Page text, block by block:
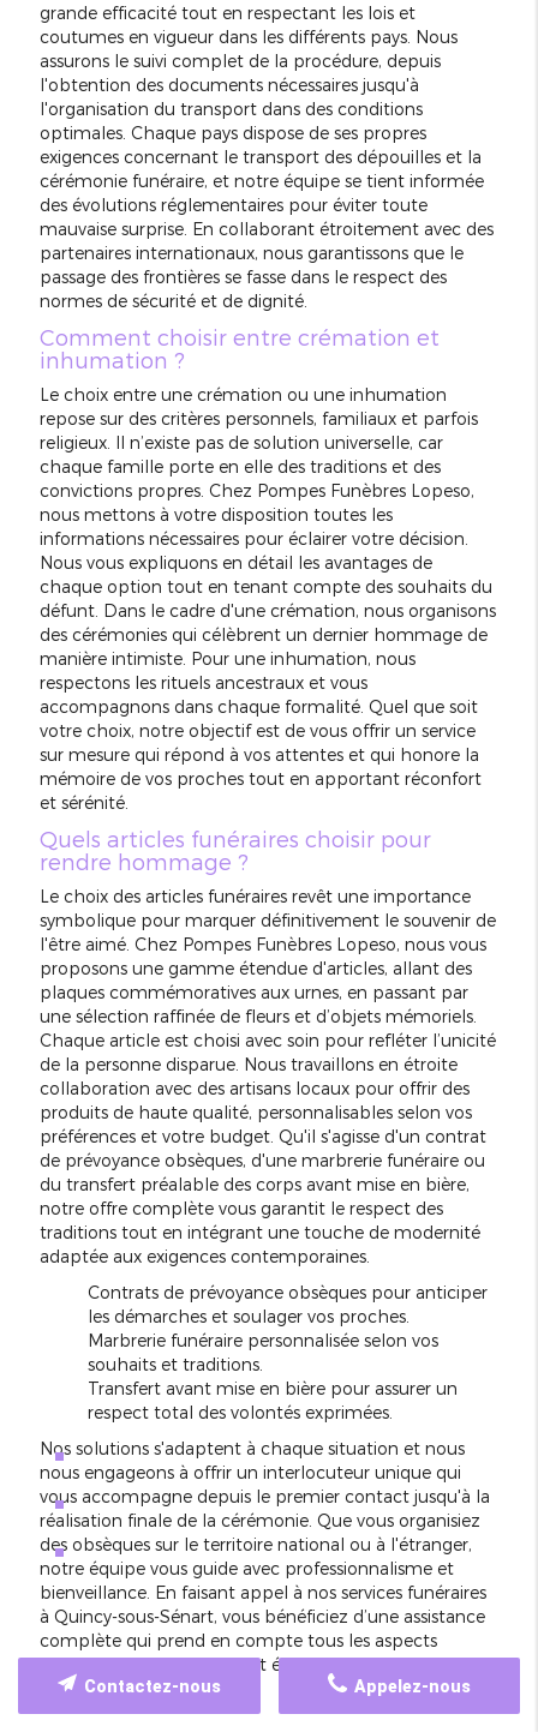
grande efficacité tout en respectant les lois et
coutumes en vigueur dans les différents pays. Nous
assurons le suivi complet de la procédure, depuis
l'obtention des documents nécessaires jusqu'à
l'organisation du transport dans des conditions
optimales. Chaque pays dispose de ses propres
exigences concernant le transport des dépouilles et la
cérémonie funéraire, et notre équipe se tient informée
des évolutions réglementaires pour éviter toute
mauvaise surprise. En collaborant étroitement avec des
partenaires internationaux, nous garantissons que le
passage des frontières se fasse dans le respect des
normes de sécurité et de dignité.
Comment choisir entre crémation et
inhumation ?
Le choix entre une crémation ou une inhumation
repose sur des critères personnels, familiaux et parfois
religieux. Il n’existe pas de solution universelle, car
chaque famille porte en elle des traditions et des
convictions propres. Chez Pompes Funèbres Lopeso,
nous mettons à votre disposition toutes les
informations nécessaires pour éclairer votre décision.
Nous vous expliquons en détail les avantages de
chaque option tout en tenant compte des souhaits du
défunt. Dans le cadre d'une crémation, nous organisons
des cérémonies qui célèbrent un dernier hommage de
manière intimiste. Pour une inhumation, nous
respectons les rituels ancestraux et vous
accompagnons dans chaque formalité. Quel que soit
votre choix, notre objectif est de vous offrir un service
sur mesure qui répond à vos attentes et qui honore la
mémoire de vos proches tout en apportant réconfort
et sérénité.
Quels articles funéraires choisir pour
rendre hommage ?
Le choix des articles funéraires revêt une importance
symbolique pour marquer définitivement le souvenir de
l'être aimé. Chez Pompes Funèbres Lopeso, nous vous
proposons une gamme étendue d'articles, allant des
plaques commémoratives aux urnes, en passant par
une sélection raffinée de fleurs et d’objets mémoriels.
Chaque article est choisi avec soin pour refléter l’unicité
de la personne disparue. Nous travaillons en étroite
collaboration avec des artisans locaux pour offrir des
produits de haute qualité, personnalisables selon vos
préférences et votre budget. Qu'il s'agisse d'un contrat
de prévoyance obsèques, d'une marbrerie funéraire ou
du transfert préalable des corps avant mise en bière,
notre offre complète vous garantit le respect des
traditions tout en intégrant une touche de modernité
adaptée aux exigences contemporaines.
Contrats de prévoyance obsèques pour anticiper
les démarches et soulager vos proches.
Marbrerie funéraire personnalisée selon vos
souhaits et traditions.
Transfert avant mise en bière pour assurer un
respect total des volontés exprimées.
Nos solutions s'adaptent à chaque situation et nous
nous engageons à offrir un interlocuteur unique qui
vous accompagne depuis le premier contact jusqu'à la
réalisation finale de la cérémonie. Que vous organisiez
des obsèques sur le territoire national ou à l'étranger,
notre équipe vous guide avec professionnalisme et
bienveillance. En faisant appel à nos services funéraires
à Quincy-sous-Sénart, vous bénéficiez d’une assistance
complète qui prend en compte tous les aspects
logistiques, administratifs et émotionnels de cette
étape difficile.
Appelez-nous
Contactez-nous